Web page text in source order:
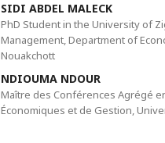
SIDI ABDEL MALECK
PhD Student in the University of
Management, Department of
Nouakchott
NDIOUMA NDOUR
Maître des Conférences Agrégé
Économiques et de Gestion,